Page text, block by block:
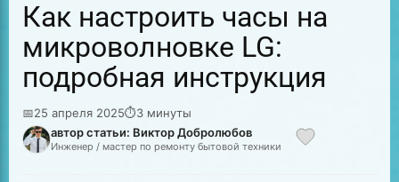
Как настроить часы на
микроволновке LG:
подробная инструкция
📅25 апреля 2025⏱3 минуты
автор статьи: Виктор Добролюбов
Инженер / мастер по ремонту бытовой техники